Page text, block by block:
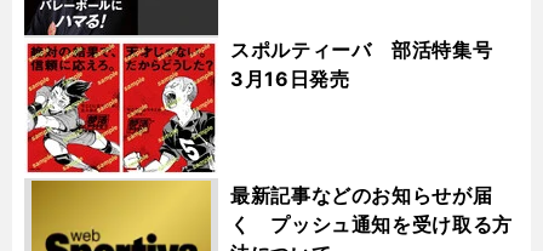
スポルティーバ 部活特集号
3月16日発売
最新記事などのお知らせが届
く プッシュ通知を受け取る方